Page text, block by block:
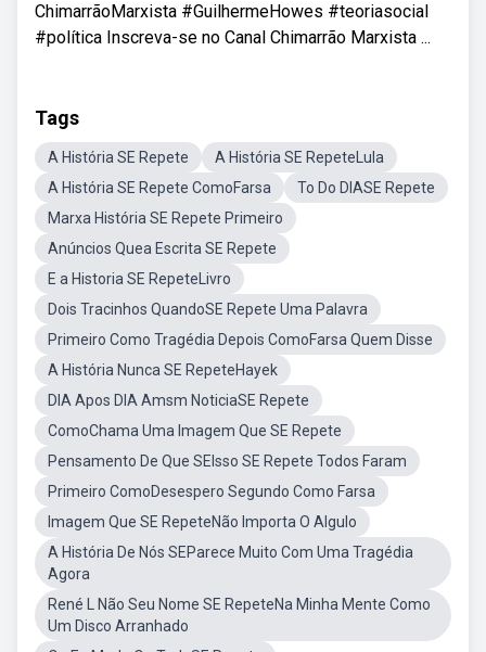
ChimarrãoMarxista #GuilhermeHowes #teoriasocial
#política Inscreva-se no Canal Chimarrão Marxista ...
Tags
A História SE Repete
A História SE RepeteLula
A História SE Repete ComoFarsa
To Do DIASE Repete
Marxa História SE Repete Primeiro
Anúncios Quea Escrita SE Repete
E a Historia SE RepeteLivro
Dois Tracinhos QuandoSE Repete Uma Palavra
Primeiro Como Tragédia Depois ComoFarsa Quem Disse
A História Nunca SE RepeteHayek
DIA Apos DIA Amsm NoticiaSE Repete
ComoChama Uma Imagem Que SE Repete
Pensamento De Que SEIsso SE Repete Todos Faram
Primeiro ComoDesespero Segundo Como Farsa
Imagem Que SE RepeteNão Importa O Algulo
A História De Nós SEParece Muito Com Uma Tragédia
Agora
René L Não Seu Nome SE RepeteNa Minha Mente Como
Um Disco Arranhado